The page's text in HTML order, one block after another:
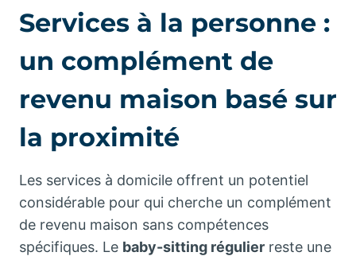
Services à la personne :
un complément de
revenu maison basé sur
la proximité
Les services à domicile offrent un potentiel
considérable pour qui cherche un complément
de revenu maison sans compétences
spécifiques. Le baby-sitting régulier reste une